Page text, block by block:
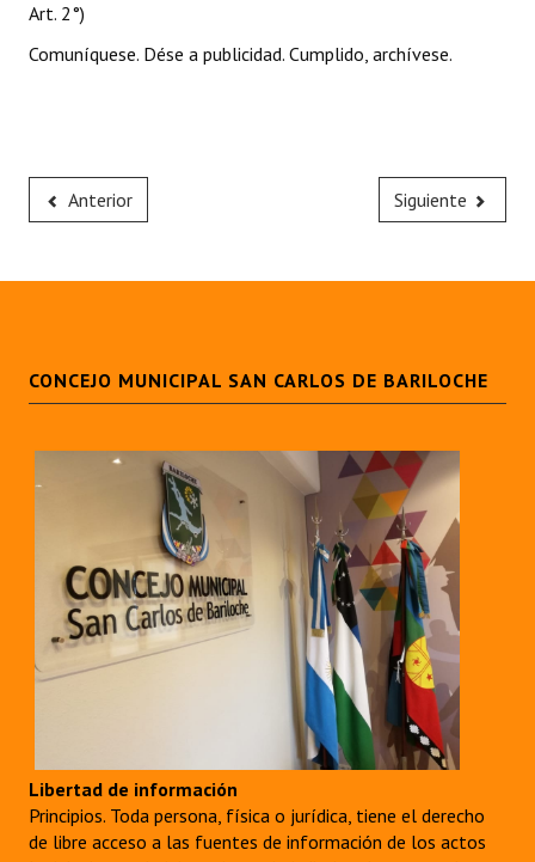
Art. 2°)
Comuníquese. Dése a publicidad. Cumplido, archívese.
Anterior Siguiente
CONCEJO MUNICIPAL SAN CARLOS DE BARILOCHE
Libertad de información
Principios. Toda persona, física o jurídica, tiene el derecho
de libre acceso a las fuentes de información de los actos